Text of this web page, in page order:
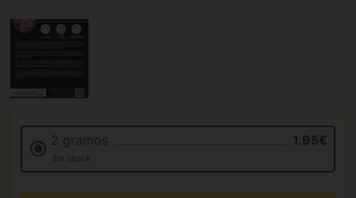
2 gramos 1.95€
En stock